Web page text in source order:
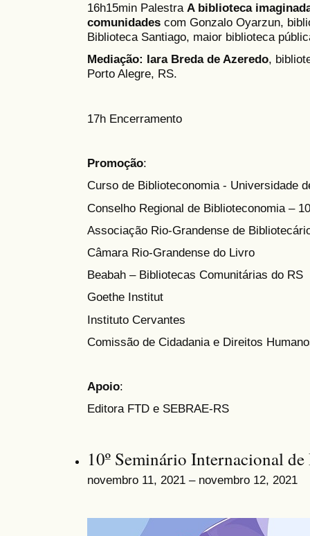
16h15min Palestra A biblioteca
comunidades com Gonzalo Oyarzun,
Biblioteca Santiago, maior biblioteca
Mediação: Iara Breda de Azeredo,
Porto Alegre, RS.
17h Encerramento
Promoção:
Curso de Biblioteconomia - Universidade
Conselho Regional de Biblioteconomia –
Associação Rio-Grandense de
Câmara Rio-Grandense do Livro
Beabah – Bibliotecas Comunitárias do RS
Goethe Institut
Instituto Cervantes
Comissão de Cidadania e Direitos
Apoio:
Editora FTD e SEBRAE-RS
10º Seminário Internacional
novembro 11, 2021 – novembro 12, 2021